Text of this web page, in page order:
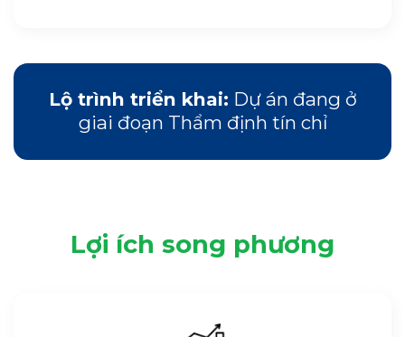
Lộ trình triển khai: Dự án đang ở
giai đoạn Thẩm định tín chỉ
Lợi ích song phương